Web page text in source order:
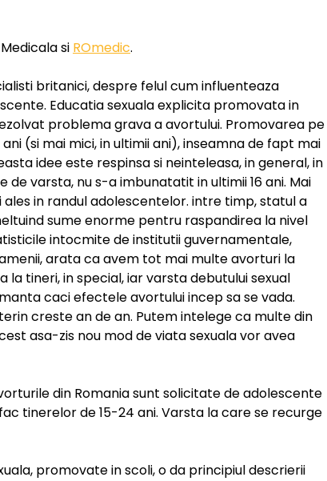
si ROmedic.
britanici, despre felul cum influenteaza
Educatia sexuala explicita promovata in
problema grava a avortului. Promovarea pe
(si mai mici, in ultimii ani), inseamna de fapt mai
idee este respinsa si neinteleasa, in general, in
varsta, nu s-a imbunatatit in ultimii 16 ani. Mai
in randul adolescentelor. intre timp, statul a
sume enorme pentru raspandirea la nivel
intocmite de institutii guvernamentale,
arata ca avem tot mai multe avorturi la
tineri, in special, iar varsta debutului sexual
caci efectele avortului incep sa se vada.
creste an de an. Putem intelege ca multe din
asa-zis nou mod de viata sexuala vor avea
din Romania sunt solicitate de adolescente
tinerelor de 15-24 ani. Varsta la care se recurge
promovate in scoli, o da principiul descrierii